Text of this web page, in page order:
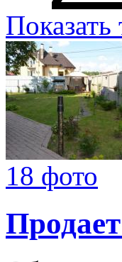
Показать
18 фото